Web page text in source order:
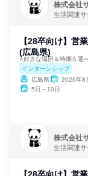
株式会社
生活関連
【28卒向け】
(広島県)
⭐好きな場所＆時期を選
インターンシップ
広島県
2026年8
5日～10日
株式会社
生活関連